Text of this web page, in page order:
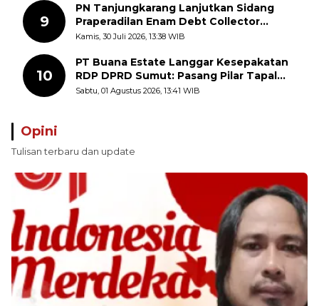
9
PN Tanjungkarang Lanjutkan Sidang
Praperadilan Enam Debt Collector
dengan Pemeriksaan Saksi
Kamis, 30 Juli 2026, 13:38 WIB
10
PT Buana Estate Langgar Kesepakatan
RDP DPRD Sumut: Pasang Pilar Tapal
Batas Sepihak Tanpa Libatkan
Sabtu, 01 Agustus 2026, 13:41 WIB
Opini
Tulisan terbaru dan update